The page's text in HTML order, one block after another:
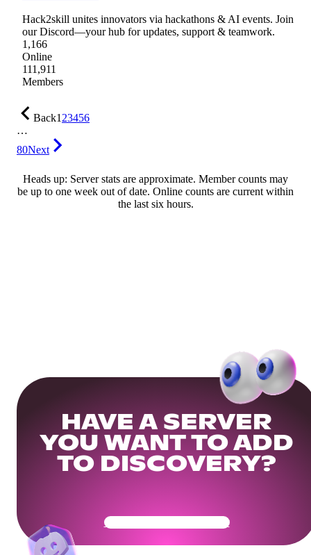
Hack2skill unites innovators via hackathons & AI events. Join
our Discord—your hub for updates, support & teamwork.
1,166
Online
111,911
Members
Back123456
…
80Next
Heads up: Server stats are approximate. Member counts may
be up to one week out of date. Online counts are current within
the last six hours.
HAVE A SERVER
YOU WANT TO ADD
TO DISCOVERY?
Get Your Community Ready